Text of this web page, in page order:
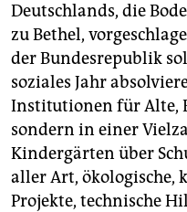
Deutschlands, die
zu Bethel,
der Bundesrepublik
soziales Jahr
Institutionen für Alte,
sondern in einer
Kindergärten über
aller Art, ökologische,
Projekte, technische